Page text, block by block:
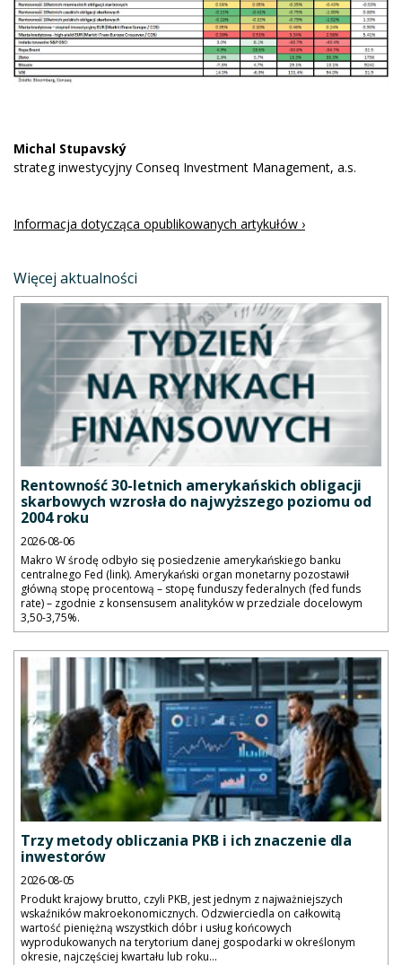
Michal Stupavský
strateg inwestycyjny Conseq Investment Management, a.s.
Informacja dotycząca opublikowanych artykułów ›
Więcej aktualności
Rentowność 30-letnich amerykańskich obligacji
skarbowych wzrosła do najwyższego poziomu od
2004 roku
2026-08-06
Makro W środę odbyło się posiedzenie amerykańskiego banku
centralnego Fed (link). Amerykański organ monetarny pozostawił
główną stopę procentową – stopę funduszy federalnych (fed funds
rate) – zgodnie z konsensusem analityków w przedziale docelowym
3,50-3,75%.
Trzy metody obliczania PKB i ich znaczenie dla
inwestorów
2026-08-05
Produkt krajowy brutto, czyli PKB, jest jednym z najważniejszych
wskaźników makroekonomicznych. Odzwierciedla on całkowitą
wartość pieniężną wszystkich dóbr i usług końcowych
wyprodukowanych na terytorium danej gospodarki w określonym
okresie, najczęściej kwartału lub roku...